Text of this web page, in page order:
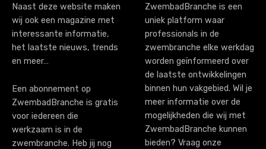
Naast deze website maken
wij ook een magazine met
interessante informatie,
het laatste nieuws, trends
en meer…
Een abonnement op
ZwembadBranche is gratis
voor iedereen die
werkzaam is in de
zwembranche. Heb jij nog
ZwembadBranche is een
uniek platform waar
professionals in de
zwembranche elke werkdag
worden geïnformeerd over
de laatste ontwikkelingen
binnen hun vakgebied. Wil je
meer informatie over de
mogelijkheden die wij met
ZwembadBranche kunnen
bieden? Vraag onze